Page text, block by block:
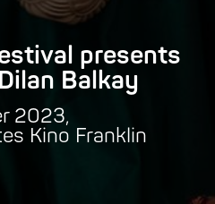
presents
Balkay
2023,
Kino Franklin